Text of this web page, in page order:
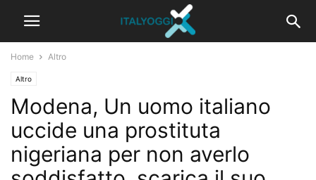
Home Altro
Altro
Modena, Un uomo italiano
uccide una prostituta
nigeriana per non averlo